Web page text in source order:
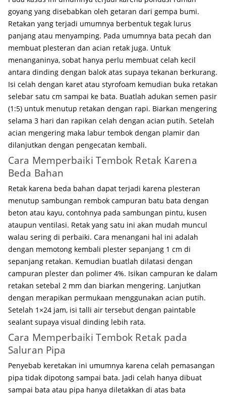
goyang yang disebabkan oleh getaran dari gempa bumi.
Retakan yang terjadi umumnya berbentuk tegak lurus
panjang atau menyamping. Pada umumnya bata pecah dan
membuat plesteran dan acian retak juga. Untuk
menanganinya, sobat hanya perlu membuat celah kecil
antara dinding dengan balok atas supaya tekanan berkurang.
Isi celah dengan karet atau styrofoam kemudian buka retakan
selebar satu cm sampai ke bata. Buatlah adukan semen pasir
(1:5) untuk menutup retakan dengan rapi. Biarkan mengering
selama 3 hari dan rapikan celah dengan acian putih. Setelah
acian mengering maka labur tembok dengan plamir dan
dilanjutkan dengan pengecatan kembali.
Cara Memperbaiki Tembok Retak Karena
Beda Bahan
Retak karena beda bahan dapat terjadi karena plesteran
menutup sambungan rembok campuran batu bata dengan
beton atau kayu, contohnya pada sambungan pintu, kusen
ataupun ventilasi. Retak yang satu ini akan mudah muncul
walau sering di perbaiki. Cara menangani hal ini adalah
dengan memotong kembali plester sepanjang 1 cm di
sepanjang retakan. Kemudian buatlah dilatasi dengan
campuran plester dan polimer 4%. Isikan campuran ke dalam
retakan setebal 2 mm dan biarkan mengering. Lanjutkan
dengan merapikan permukaan menggunakan acian putih.
Setelah 1×24 jam, isi talli air tersebut dengan paintable
sealant supaya visual dinding lebih rata.
Cara Memperbaiki Tembok Retak pada
Saluran Pipa
Penyebab keretakan ini umumnya karena celah pemasangan
pipa tidak dipotong sampai bata. Jadi celah hanya dibuat
sampai bata atau pipa hanya diletakkan di atas bata